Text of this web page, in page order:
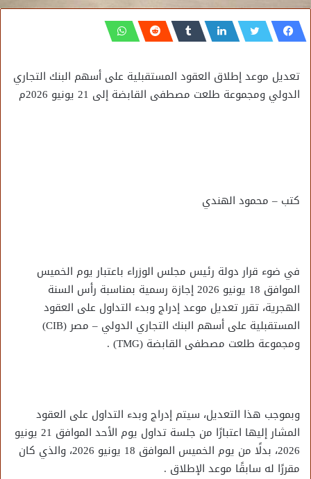
تعديل موعد إطلاق العقود المستقبلية على أسهم البنك التجاري
الدولي ومجموعة طلعت مصطفى القابضة إلى 21 يونيو 2026م
كتب – محمود الهندي
في ضوء قرار دولة رئيس مجلس الوزراء باعتبار يوم الخميس
الموافق 18 يونيو 2026 إجازة رسمية بمناسبة رأس السنة
الهجرية، تقرر تعديل موعد إدراج وبدء التداول على العقود
المستقبلية على أسهم البنك التجاري الدولي – مصر (CIB)
ومجموعة طلعت مصطفى القابضة (TMG) .
وبموجب هذا التعديل، سيتم إدراج وبدء التداول على العقود
المشار إليها اعتبارًا من جلسة تداول يوم الأحد الموافق 21 يونيو
2026، بدلًا من يوم الخميس الموافق 18 يونيو 2026، والذي كان
مقررًا له سابقًا موعد الإطلاق .